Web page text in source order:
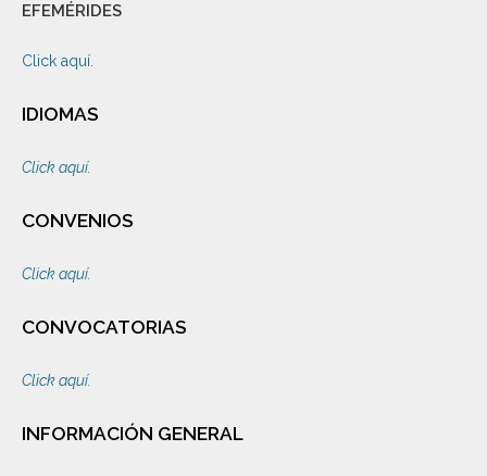
EFEMÉRIDES
Click aquí
IDIOMAS
Click aquí.
CONVENIOS
Click aquí.
CONVOCATORIAS
Click aquí.
INFORMACIÓN GENERAL